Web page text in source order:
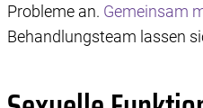
Probleme an. Gemeinsam
Behandlungsteam lassen